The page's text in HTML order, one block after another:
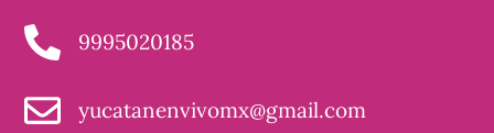
9995020185
yucatanenvivomx@gmail.com